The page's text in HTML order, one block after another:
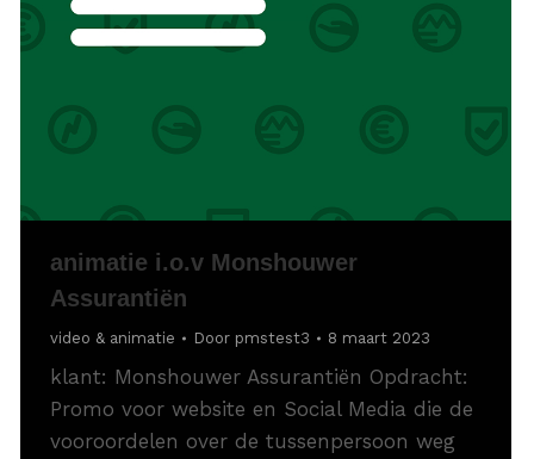
animatie i.o.v Monshouwer
Assurantiën
video & animatie Door pmstest3 8 maart 2023
klant: Monshouwer Assurantiën Opdracht:
Promo voor website en Social Media die de
vooroordelen over de tussenpersoon weg